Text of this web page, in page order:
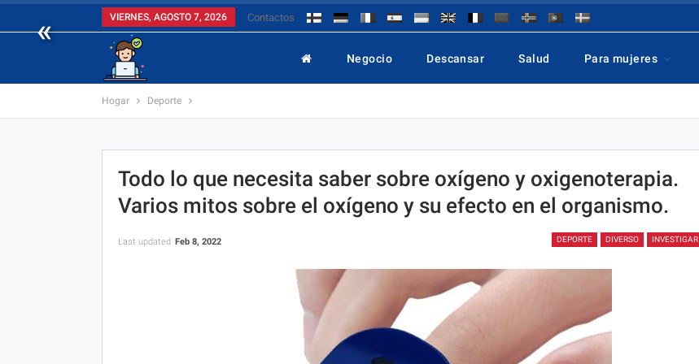
« VIERNES, AGOSTO 7, 2026 Contactos
Negocio Descansar Salud Para mujeres
Hogar Deporte
Todo lo que necesita saber sobre oxígeno y oxigenoterapia.
Varios mitos sobre el oxígeno y su efecto en el organismo.
DEPORTE DIVERSO INVESTIGAR
Last updated Feb 8, 2022